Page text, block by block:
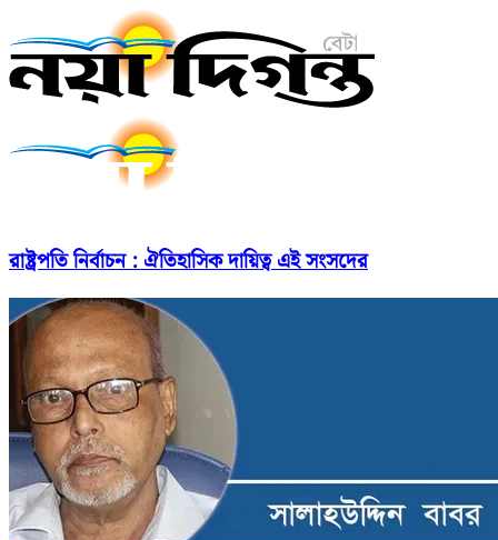
রাষ্ট্রপতি নির্বাচন : ঐতিহাসিক দায়িত্ব এই সংসদের